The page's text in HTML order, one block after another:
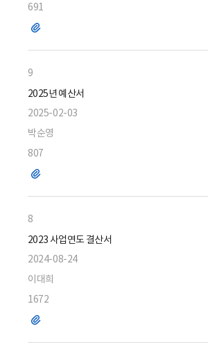
691
파
9
2025년 예산서
2025-02-03
박순영
807
파
8
2023 사업연도 결산서
2024-08-24
이대희
1672
파